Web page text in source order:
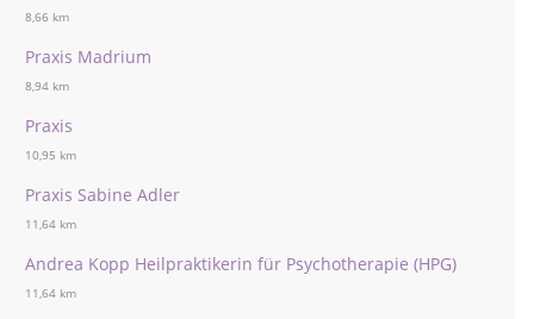
8,66 km
Praxis Madrium
8,94 km
Praxis
10,95 km
Praxis Sabine Adler
11,64 km
Andrea Kopp Heilpraktikerin für Psychotherapie (HPG)
11,64 km